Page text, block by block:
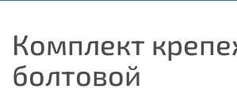
Комплект
болтовой